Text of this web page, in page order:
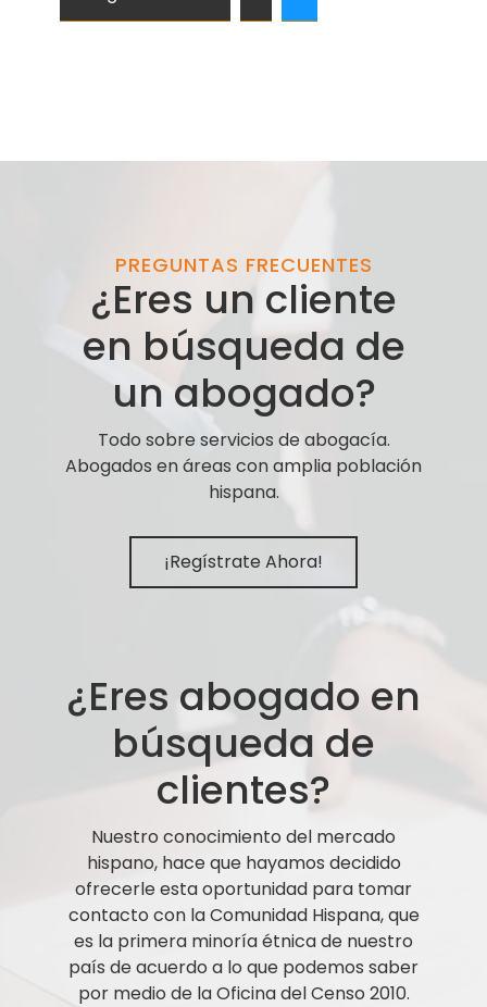
PREGUNTAS FRECUENTES
¿Eres un cliente
en búsqueda de
un abogado?
Todo sobre servicios de abogacía.
Abogados en áreas con amplia población
hispana.
¡Regístrate Ahora!
¿Eres abogado en
búsqueda de
clientes?
Nuestro conocimiento del mercado
hispano, hace que hayamos decidido
ofrecerle esta oportunidad para tomar
contacto con la Comunidad Hispana, que
es la primera minoría étnica de nuestro
país de acuerdo a lo que podemos saber
por medio de la Oficina del Censo 2010.